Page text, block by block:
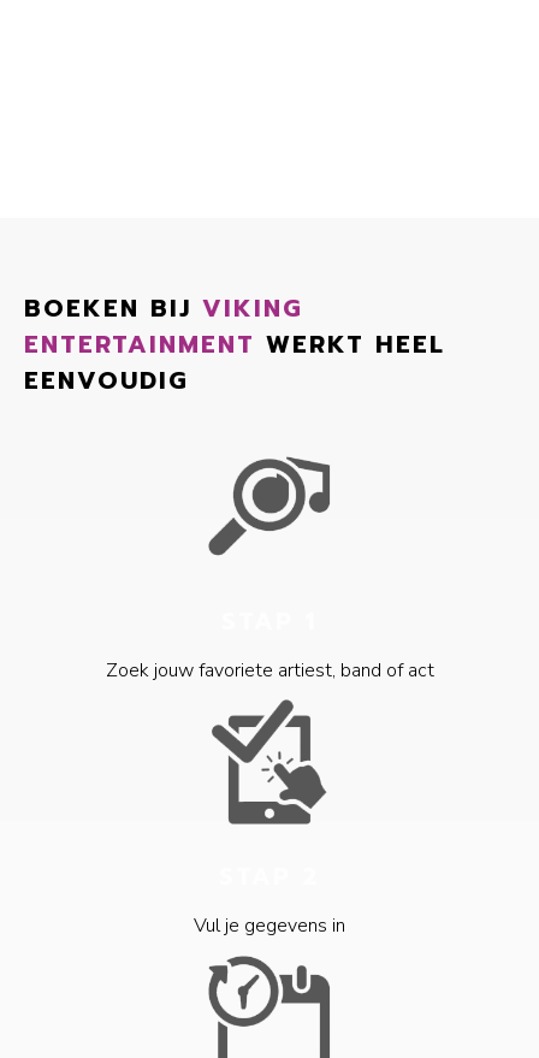
BOEKEN BIJ VIKING
ENTERTAINMENT WERKT HEEL
EENVOUDIG
Zoek jouw favoriete artiest, band of act
Vul je gegevens in